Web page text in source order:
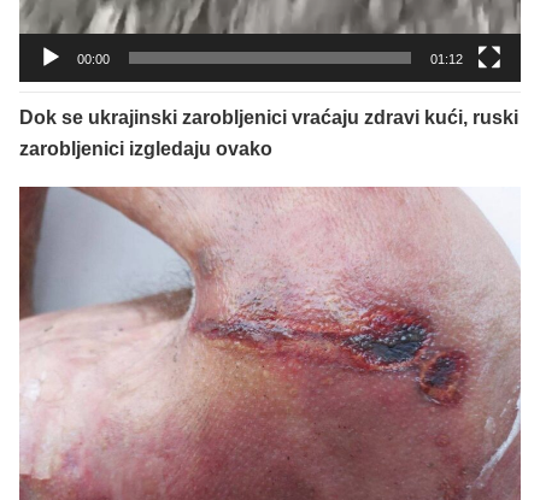
00:00 01:12
Dok se ukrajinski zarobljenici vraćaju zdravi kući, ruski
zarobljenici izgledaju ovako